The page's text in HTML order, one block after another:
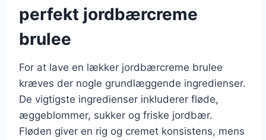
perfekt jordbærcreme
brulee
For at lave en lækker jordbærcreme brulee
kræves der nogle grundlæggende ingredienser.
De vigtigste ingredienser inkluderer fløde,
æggeblommer, sukker og friske jordbær.
Fløden giver en rig og cremet konsistens, mens